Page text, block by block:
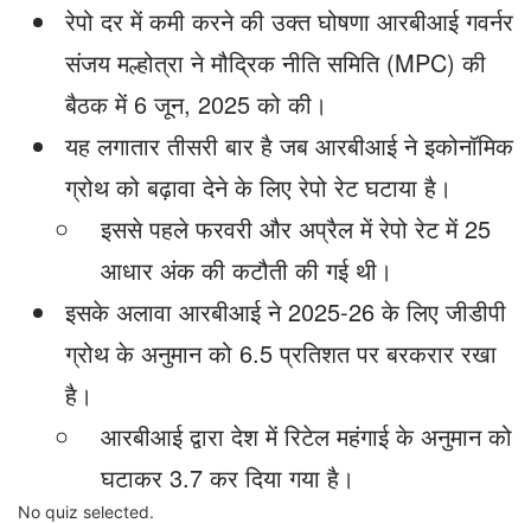
रेपो दर में कमी करने की उक्त घोषणा आरबीआई गवर्नर
संजय मल्होत्रा ने मौद्रिक नीति समिति (MPC) की
बैठक में 6 जून, 2025 को की।
यह लगातार तीसरी बार है जब आरबीआई ने इकोनॉमिक
ग्रोथ को बढ़ावा देने के लिए रेपो रेट घटाया है।
इससे पहले फरवरी और अप्रैल में रेपो रेट में 25
आधार अंक की कटौती की गई थी।
इसके अलावा आरबीआई ने 2025-26 के लिए जीडीपी
ग्रोथ के अनुमान को 6.5 प्रतिशत पर बरकरार रखा
है।
आरबीआई द्वारा देश में रिटेल महंगाई के अनुमान को
घटाकर 3.7 कर दिया गया है।
No quiz selected.